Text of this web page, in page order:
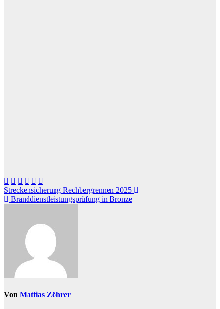
Beitragsnavigation
Streckensicherung Rechbergrennen 2025
Branddienstleistungsprüfung in Bronze
Von Mattias Zöhrer